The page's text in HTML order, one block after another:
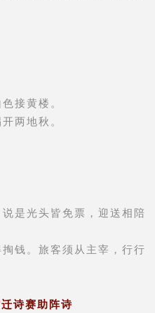
接黄楼。
两地秋。
是光头皆免票，迎送相陪
钱。旅客须从主宰，行行
诗赛助阵诗